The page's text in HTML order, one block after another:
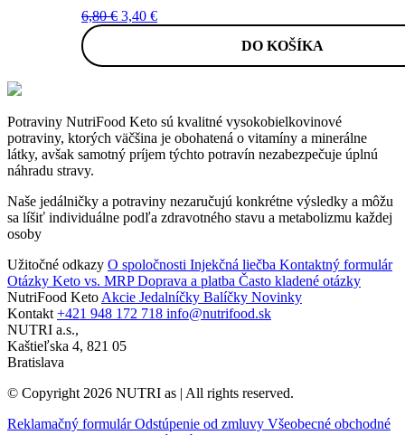
6,80€ Pôvodná
6,80 €.
3,40 €Aktuálna
3,40 €.
DO KOŠÍKA
Potraviny NutriFood Keto sú kvalitné vysokobielkovinové
potraviny, ktorých väčšina je obohatená o vitamíny a minerálne
látky, avšak samotný príjem týchto potravín nezabezpečuje úplnú
náhradu stravy.
Naše jedálničky a potraviny nezaručujú konkrétne výsledky a môžu
sa líšiť individuálne podľa zdravotného stavu a metabolizmu každej
osoby
Užitočné odkazy O spoločnosti Injekčná liečba Kontaktný formulár
Otázky Keto vs. MRPDoprava a platba Často kladené otázky
NutriFood KetoAkcie Jedalníčky Balíčky Novinky
Kontakt+421 948 172 718 info@nutrifood.sk
NUTRI a.s.,
Kaštieľska 4, 821 05
Bratislava
© Copyright 2026 NUTRI as | All rights reserved.
Reklamačný formulárOdstúpenie od zmluvy Všeobecné obchodné